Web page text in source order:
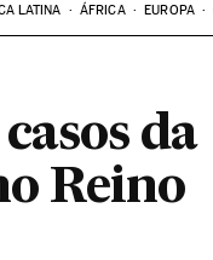
LATINA ÁFRICA EUROPA
da
Reino